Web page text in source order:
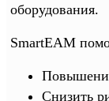
оборудования.
SmartEAM
Снизить